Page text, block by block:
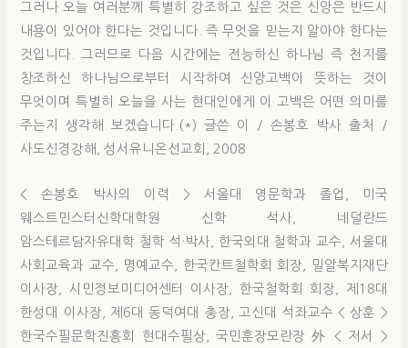
그러나 오늘 여러분께 특별히 강조하고 싶은 것은 신앙은 반드시
내용이 있어야 한다는 것입니다. 즉 무엇을 믿는지 알아야 한다는
것입니다. 그러므로 다음 시간에는 전능하신 하나님 즉 천지를
창조하신 하나님으로부터 시작하여 신앙고백이 뜻하는 것이
무엇이며 특별히 오늘을 사는 현대인에게 이 고백은 어떤 의미를
주는지 생각해 보겠습니다.(*) 글쓴 이 / 손봉호 박사 출처 /
사도신경강해, 성서유니온선교회, 2008
< 손봉호 박사의 이력 > 서울대 영문학과 졸업, 미국
웨스트민스터신학대학원 신학 석사, 네덜란드
암스테르담자유대학 철학 석·박사, 한국외대 철학과 교수, 서울대
사회교육과 교수, 명예교수, 한국칸트철학회 회장, 밀알복지재단
이사장, 시민정보미디어센터 이사장, 한국철학회 회장, 제18대
한성대 이사장, 제6대 동덕여대 총장, 고신대 석좌교수 < 상훈 >
한국수필문학진흥회 현대수필상, 국민훈장모란장 外 < 저서 >